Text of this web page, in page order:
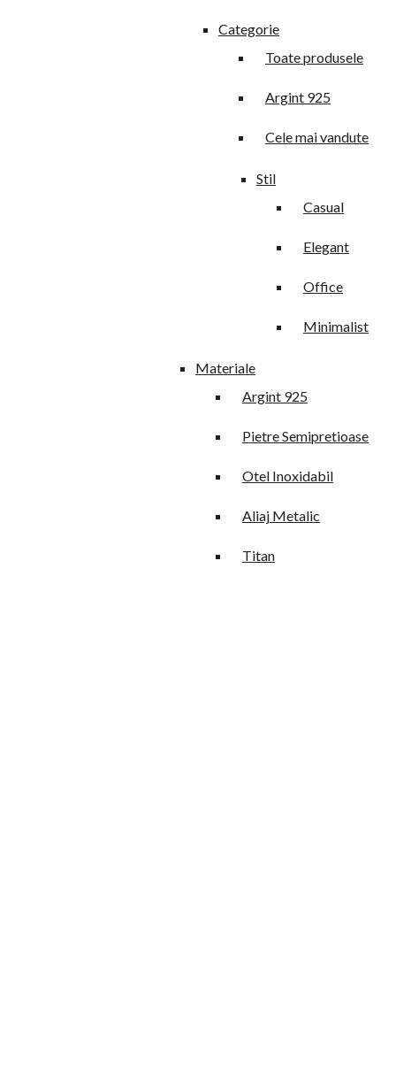
Categorie
Toate produsele
Argint 925
Cele mai vandute
Stil
Casual
Elegant
Office
Minimalist
Materiale
Argint 925
Pietre Semipretioase
Otel Inoxidabil
Aliaj Metalic
Titan